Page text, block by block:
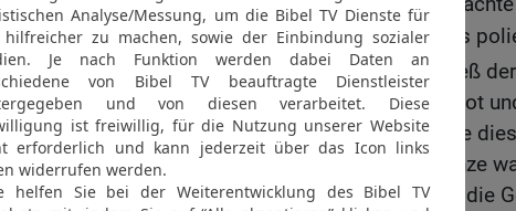
für das Haus des Herrn aus
17 In der Jordanebene[8]
ließ
Erdgießerei zwischen Sukkot
18 Und Salomo machte alle
denn das Gewicht der Bronze
19 Und Salomo machte all die